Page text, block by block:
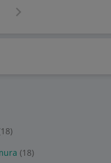
Następna strona
(18)